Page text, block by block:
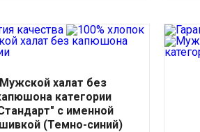
Мужской халат без
категории
с именной
(Темно-синий)